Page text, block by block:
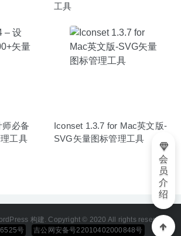
工具
师必备
工具
Iconset 1.3.7 for Mac英文版-
SVG矢量图标管理工具
构建. Copyright © 2020 All rights reserved
号
吉公网安备号22010402000848号
会
员
介
绍